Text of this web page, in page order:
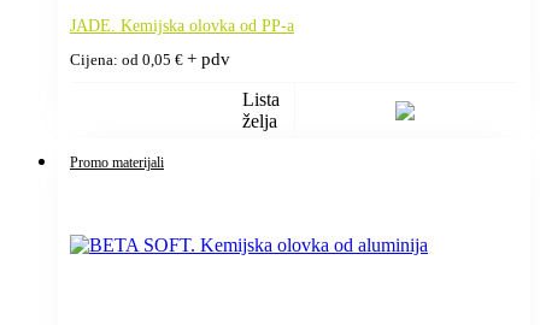
JADE. Kemijska olovka od PP-a
Cijena: od 0,05 € + pdv
Lista
želja
Promo materijali